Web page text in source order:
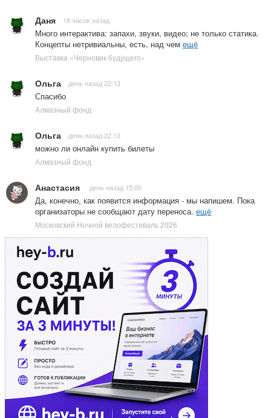
Даня 18 часов назад
Много интерактива: запахи, звуки, видео; не только статика.
Концепты нетривиальны, есть, над чем ещё
Выставка «Черновик будущего»
Ольга день назад 22:13
Спасибо
Алмазный фонд
Ольга день назад 22:13
можно ли онлайн купить билеты
Алмазный фонд
Анастасия день назад 15:00
Да, конечно, как появится информация - мы напишем. Пока
организаторы не сообщают дату переноса. ещё
Московский Ночной велофестиваль 2026